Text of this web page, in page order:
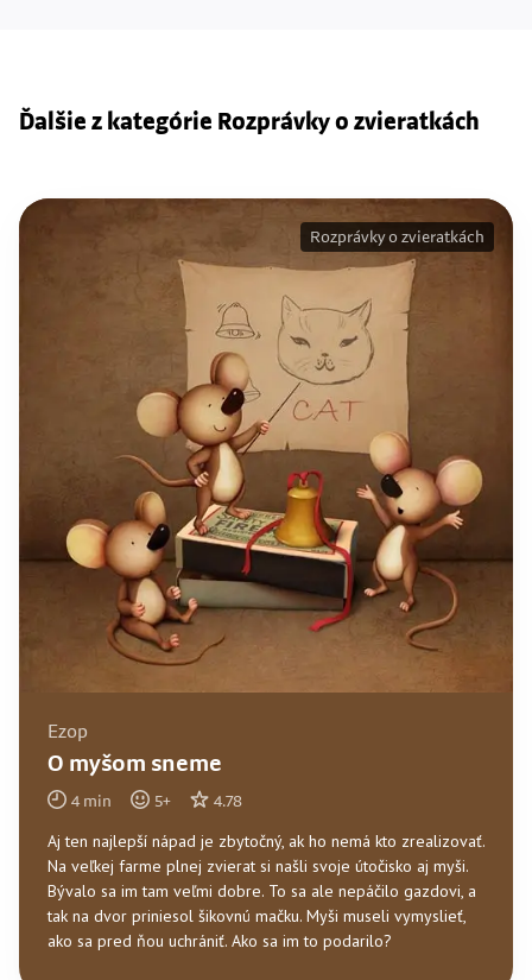
Ďalšie z kategórie Rozprávky o zvieratkách
Ezop
O myšom sneme
4 min 5+ 4.78
Aj ten najlepší nápad je zbytočný, ak ho nemá kto zrealizovať.
Na veľkej farme plnej zvierat si našli svoje útočisko aj myši.
Bývalo sa im tam veľmi dobre. To sa ale nepáčilo gazdovi, a
tak na dvor priniesol šikovnú mačku. Myši museli vymyslieť,
ako sa pred ňou uchrániť. Ako sa im to podarilo?
Rozprávky o zvieratkách